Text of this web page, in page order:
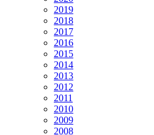
2019
2018
2017
2016
2015
2014
2013
2012
2011
2010
2009
2008